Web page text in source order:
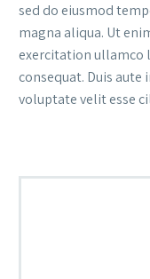
sed do eiusmod
magna aliqua. Ut
exercitation ullamco
consequat. Duis
voluptate velit esse